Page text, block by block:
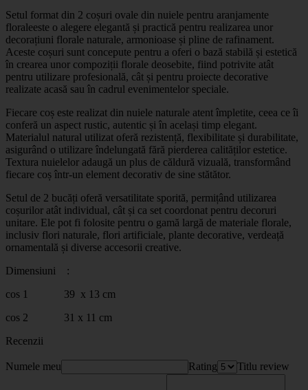
Setul format din 2 coșuri ovale din nuiele pentru aranjamente
floraleeste o alegere elegantă și practică pentru realizarea unor
decorațiuni florale naturale, armonioase și pline de rafinament.
Aceste coșuri sunt concepute pentru a oferi o bază stabilă și estetică
în crearea unor compoziții florale deosebite, fiind potrivite atât
pentru utilizare profesională, cât și pentru proiecte decorative
realizate acasă sau în cadrul evenimentelor speciale.
Fiecare coș este realizat din nuiele naturale atent împletite, ceea ce îi
conferă un aspect rustic, autentic și în același timp elegant.
Materialul natural utilizat oferă rezistență, flexibilitate și durabilitate,
asigurând o utilizare îndelungată fără pierderea calităților estetice.
Textura nuielelor adaugă un plus de căldură vizuală, transformând
fiecare coș într-un element decorativ de sine stătător.
Setul de 2 bucăți oferă versatilitate sporită, permițând utilizarea
coșurilor atât individual, cât și ca set coordonat pentru decoruri
unitare. Ele pot fi folosite pentru o gamă largă de materiale florale,
inclusiv flori naturale, flori artificiale, plante decorative, verdeață
ornamentală și diverse accesorii creative.
Dimensiuni :
cos 1 39 x 13 cm
cos 2 31 x 11 cm
Recenzii
Numele meu Rating Titlu review